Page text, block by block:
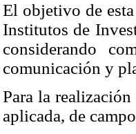
El objetivo de
Institutos de
considerando
comunicación y
Para la
aplicada, de